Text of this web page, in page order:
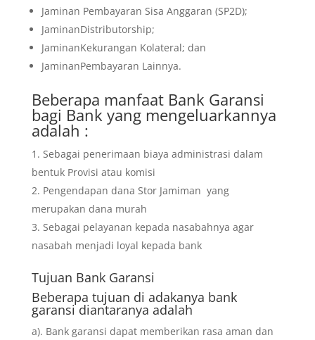
Jaminan Pembayaran Sisa Anggaran (SP2D);
JaminanDistributorship;
JaminanKekurangan Kolateral; dan
JaminanPembayaran Lainnya.
Beberapa manfaat Bank Garansi
bagi Bank yang mengeluarkannya
adalah :
Sebagai penerimaan biaya administrasi dalam
bentuk Provisi atau komisi
Pengendapan dana Stor Jamiman yang
merupakan dana murah
Sebagai pelayanan kepada nasabahnya agar
nasabah menjadi loyal kepada bank
Tujuan Bank Garansi
Beberapa tujuan di adakanya bank
garansi diantaranya adalah
a). Bank garansi dapat memberikan rasa aman dan